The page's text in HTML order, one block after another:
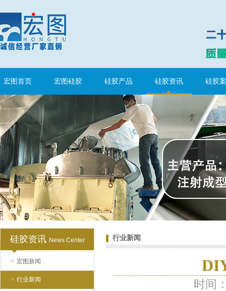
宏图首页 宏图硅胶 硅胶产品 硅胶资讯 硅胶
硅胶资讯 News Center
> 宏图新闻
> 行业新闻
注射硅胶
手板硅胶
行业新闻
时间